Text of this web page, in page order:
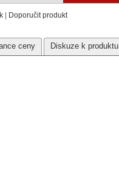
Doporučit produkt
ceny Diskuze k produktu